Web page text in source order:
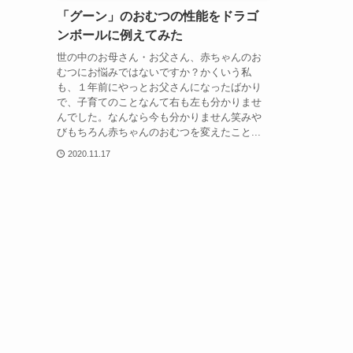
「グーン」のおむつの性能をドラゴ
ンボールに例えてみた
世の中のお母さん・お父さん、赤ちゃんのお
むつにお悩みではないですか？かくいう私
も、１年前にやっとお父さんになったばかり
で、子育てのことなんて右も左も分かりませ
んでした。なんなら今も分かりません笑みや
びもちろん赤ちゃんのおむつを変えたこと...
2020.11.17